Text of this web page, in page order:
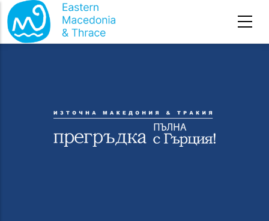
Премини към основното съдържание
Начална страница-